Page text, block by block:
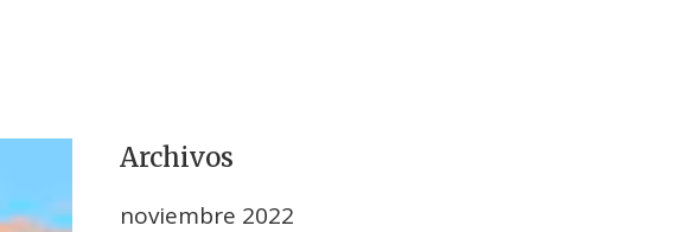
Archivos
noviembre 2022